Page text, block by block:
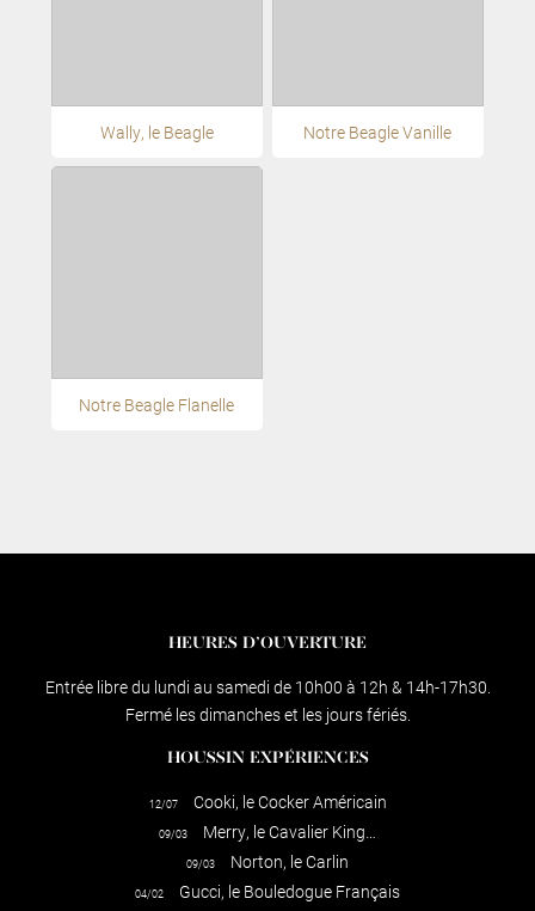
Wally, le Beagle Notre Beagle Vanille
Notre Beagle Flanelle
HEURES D’OUVERTURE
Entrée libre du lundi au samedi de 10h00 à 12h & 14h-17h30.
Fermé les dimanches et les jours fériés.
HOUSSIN EXPÉRIENCES
12/07 Cooki, le Cocker Américain
09/03 Merry, le Cavalier King…
09/03 Norton, le Carlin
04/02 Gucci, le Bouledogue Français